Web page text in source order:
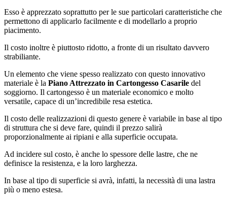
Esso è apprezzato soprattutto per le sue particolari caratteristiche che
permettono di applicarlo facilmente e di modellarlo a proprio
piacimento.
Il costo inoltre è piuttosto ridotto, a fronte di un risultato davvero
strabiliante.
Un elemento che viene spesso realizzato con questo innovativo
materiale è la Piano Attrezzato in Cartongesso Casarile del
soggiorno. Il cartongesso è un materiale economico e molto
versatile, capace di un’incredibile resa estetica.
Il costo delle realizzazioni di questo genere è variabile in base al tipo
di struttura che si deve fare, quindi il prezzo salirà
proporzionalmente ai ripiani e alla superficie occupata.
Ad incidere sul costo, è anche lo spessore delle lastre, che ne
definisce la resistenza, e la loro larghezza.
In base al tipo di superficie si avrà, infatti, la necessità di una lastra
più o meno estesa.